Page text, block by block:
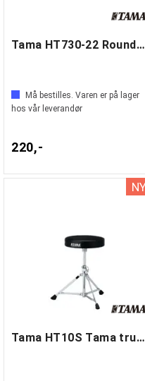
Tama HT730-22 Round Nut Height Lock
Må bestilles. Varen er på lager
hos vår leverandør
220,-
Tama HT10S Tama trumstol HT10S